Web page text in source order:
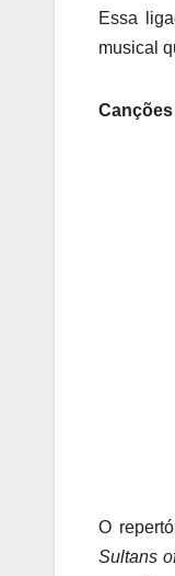
Essa
musical
O
Sultans